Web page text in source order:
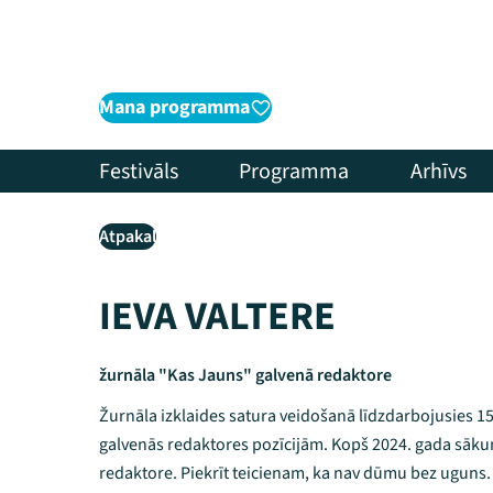
Mana programma
Festivāls Programma Arhīvs
Atpakaļ
IEVA VALTERE
žurnāla "Kas Jauns" galvenā redaktore
Žurnāla izklaides satura veidošanā līdzdarbojusies
galvenās redaktores pozīcijām. Kopš 2024. gada
redaktore. Piekrīt teicienam, ka nav dūmu bez uguns.